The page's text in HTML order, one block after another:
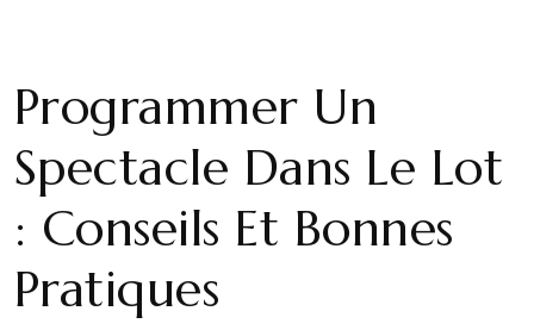
Programmer Un
Spectacle Dans Le Lot
: Conseils Et Bonnes
Pratiques